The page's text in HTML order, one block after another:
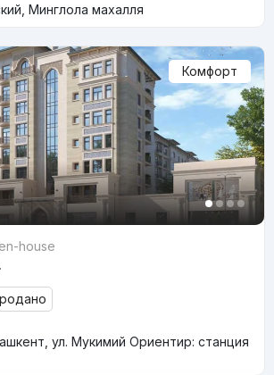
Минглола махалля
Комфорт
house
ул. Мукимий Ориентир: станция